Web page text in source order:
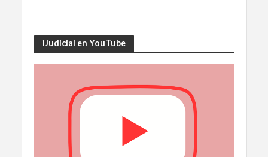
iJudicial en YouTube